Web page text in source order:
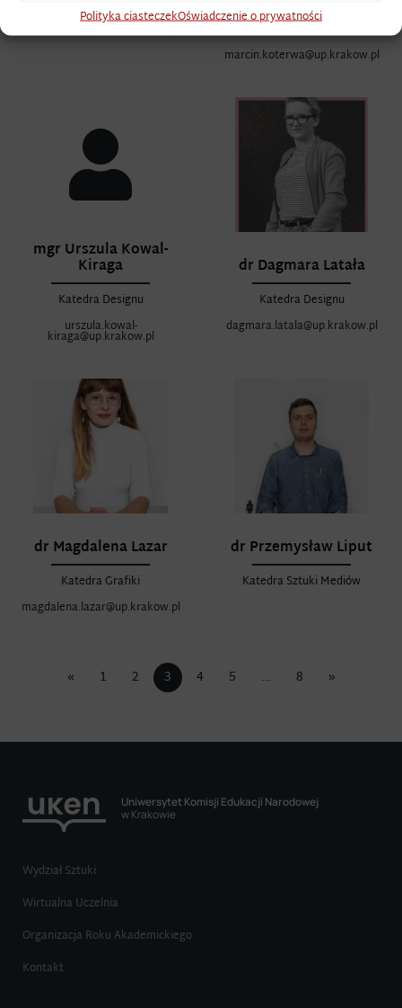
Polityka ciasteczekOświadczenie o prywatności
techniczny
marcin.koterwa@up.krakow.pl
mgr Urszula Kowal-
Kiraga
Katedra Designu
urszula.kowal-
kiraga@up.krakow.pl
dr Dagmara Latała
Katedra Designu
dagmara.latala@up.krakow.pl
dr Magdalena Lazar
Katedra Grafiki
magdalena.lazar@up.krakow.pl
dr Przemysław Liput
Katedra Sztuki Mediów
« 1 2 3 4 5 … 8 »
Uniwersytet Komisji Edukacji Narodowej
w Krakowie
Wydział Sztuki
Wirtualna Uczelnia
Organizacja Roku Akademickiego
Kontakt